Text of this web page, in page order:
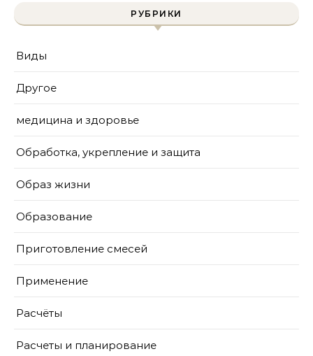
РУБРИКИ
Виды
Другое
медицина и здоровье
Обработка, укрепление и защита
Образ жизни
Образование
Приготовление смесей
Применение
Расчёты
Расчеты и планирование